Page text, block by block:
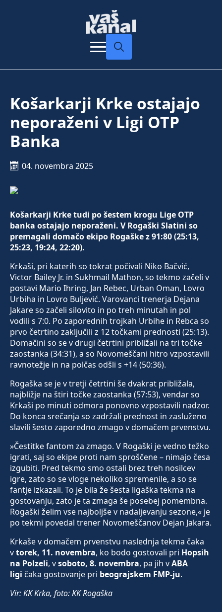
Košarkarji Krke ostajajo
neporaženi v Ligi OTP
Banka
04. novembra 2025
Košarkarji Krke tudi po šestem krogu Lige OTP
banka ostajajo neporaženi. V Rogaški Slatini so
premagali domačo ekipo Rogaške z 91:80 (25:13,
25:23, 19:24, 22:20).
Krkaši, pri katerih so tokrat počivali Niko Bačvić,
Victor Bailey Jr. in Sukhmail Mathon, so tekmo začeli v
postavi Mario Ihring, Jan Rebec, Urban Oman, Lovro
Urbiha in Lovro Buljević. Varovanci trenerja Dejana
Jakare so začeli silovito in po treh minutah in pol
vodili s 7:0. Po zaporednih trojkah Urbihe in Rebca so
prvo četrtino zaključili z 12 točkami prednosti (25:13).
Domačini so se v drugi četrtini približali na tri točke
zaostanka (34:31), a so Novomeščani hitro vzpostavili
ravnotežje in na polčas odšli s +14 (50:36).
Rogaška se je v tretji četrtini še dvakrat približala,
najbližje na štiri točke zaostanka (57:53), vendar so
Krkaši po minuti odmora ponovno vzpostavili nadzor.
Do konca srečanja so zadržali prednost in zasluženo
slavili šesto zaporedno zmago v domačem prvenstvu.
»Čestitke fantom za zmago. V Rogaški je vedno težko
igrati, saj so ekipe proti nam sproščene – nimajo česa
izgubiti. Pred tekmo smo ostali brez treh nosilcev
igre, zato so se vloge nekoliko spremenile, a so se
fantje izkazali. To je bila že šesta ligaška tekma na
gostovanju, zato je ta zmaga še posebej pomembna.
Rogaški želim vse najboljše v nadaljevanju sezone,« je
po tekmi povedal trener Novomeščanov Dejan Jakara.
Krkaše v domačem prvenstvu naslednja tekma čaka
vtorek, 11. novembra, ko bodo gostovali pri Hopsih
na Polzeli, vsoboto, 8. novembra, pa jih vABA
ligi čaka gostovanje pri beograjskem FMP-ju.
Vir: KK Krka, foto: KK Rogaška